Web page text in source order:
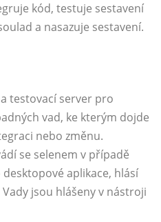
kód, testuje sestavení
a nasazuje sestavení.
testovací server pro
vad, ke kterým dojde
nebo změnu.
se selenem v případě
aplikace, hlásí
jsou hlášeny v nástroji